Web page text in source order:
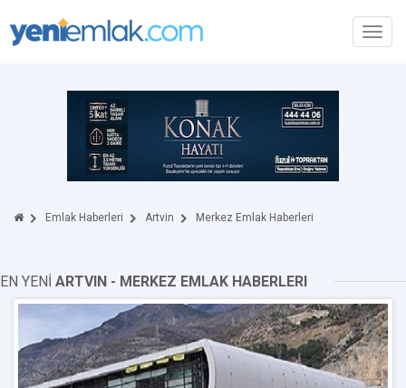
Emlak Haberleri Artvin Merkez Emlak Haberleri
EN YENİ ARTVIN - MERKEZ EMLAK HABERLERI